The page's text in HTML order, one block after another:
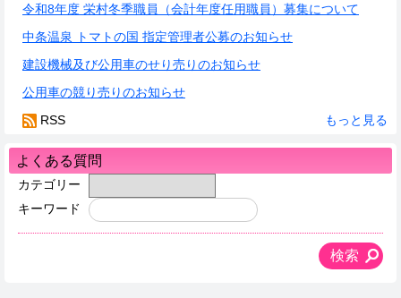
令和8年度 栄村冬季職員（会計年度任用職員）募集について
中条温泉 トマトの国 指定管理者公募のお知らせ
建設機械及び公用車のせり売りのお知らせ
公用車の競り売りのお知らせ
もっと見る
RSS
よくある質問
カテゴリー
キーワード